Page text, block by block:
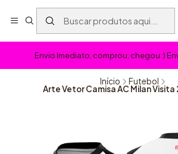
Envio Imediato, comprou, chegou :)
Início Futebol
Arte Vetor Camisa AC Milan